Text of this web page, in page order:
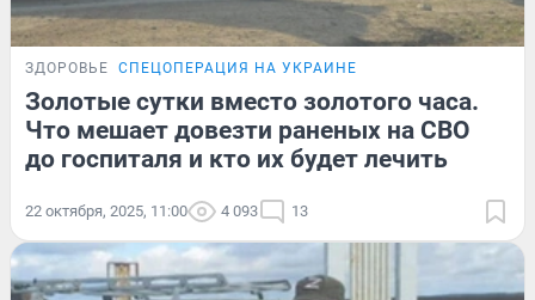
ЗДОРОВЬЕ СПЕЦОПЕРАЦИЯ НА УКРАИНЕ
Золотые сутки вместо золотого часа.
Что мешает довезти раненых на СВО
до госпиталя и кто их будет лечить
22 октября, 2025, 11:00 4 093 13